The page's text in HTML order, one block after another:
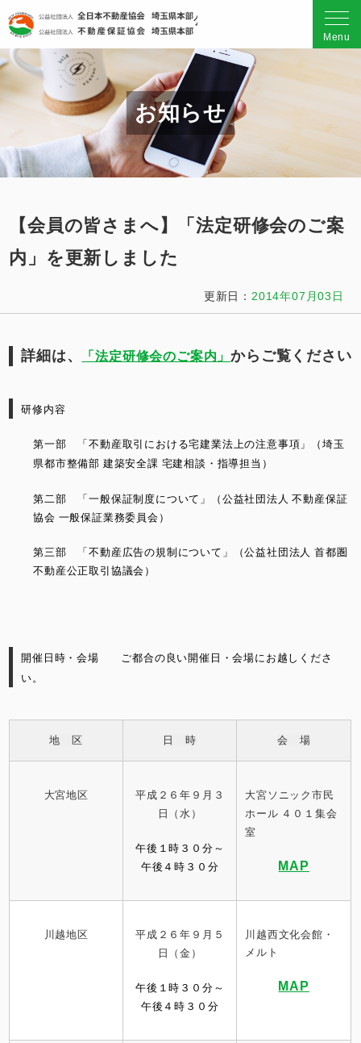
公益社団法人 全日本不動
Menu
お知らせ
【会員の皆さまへ】「法定研修会のご案
内」を更新しました
更新日： 2014年07月03日
詳細は、 「法定研修会のご案内」からご覧ください
研修内容
第一部 「不動産取引における宅建業法上の注意事項」（埼玉
県都市整備部 建築安全課 宅建相談・指導担当）
第二部 「一般保証制度について」（公益社団法人 不動産保証
協会 一般保証業務委員会）
第三部 「不動産広告の規制について」（公益社団法人 首都圏
不動産公正取引協議会）
開催日時・会場 ご都合の良い開催日・会場にお越しくださ
い。
地 区 日 時 会 場
大宮地区
平成２６年９月３
日（水）
午後１時３０分～
午後４時３０分
大宮ソニック市民
ホール ４０１集会
室
MAP
川越地区 平成２６年９ 月５
日（金）
午後１時３０分～
午後４時３０分
川越西文化会館・
メルト
MAP